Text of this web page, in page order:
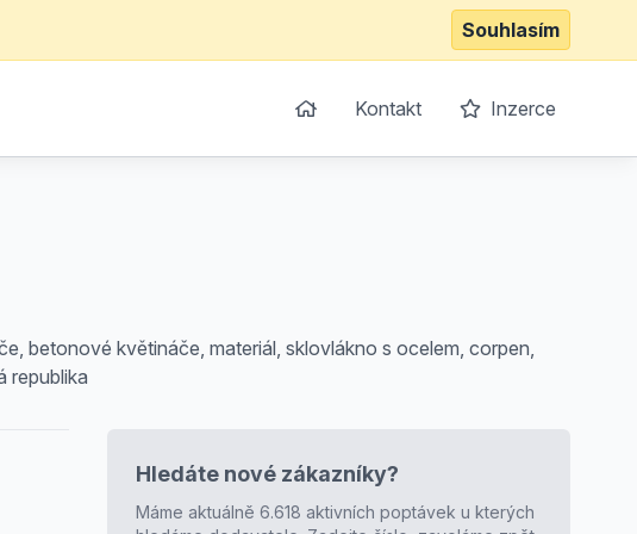
Souhlasím
Kontakt Inzerce
betonové květináče, materiál, sklovlákno s ocelem, corpen,
republika
Hledáte nové zákazníky?
Máme aktuálně 6.618 aktivních poptávek u kterých